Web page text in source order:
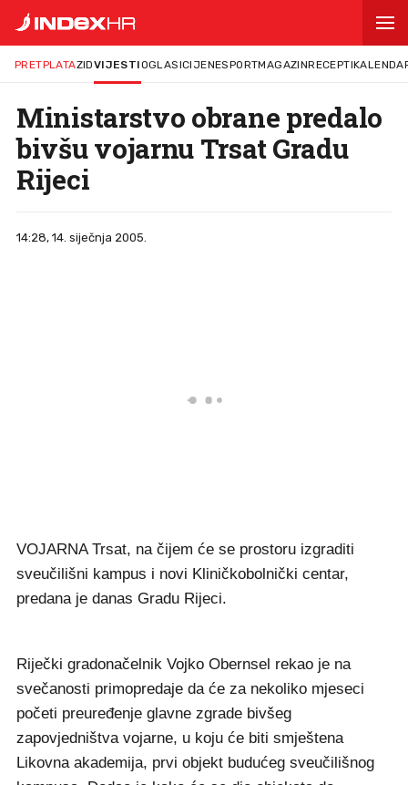
PRETPLATAZIDVIJESTIOGLASICIJENESPORTMAGAZINRECEPTI
Ministarstvo obrane predalo
bivšu vojarnu Trsat Gradu
Rijeci
14:28, 14. siječnja 2005.
VOJARNA Trsat, na čijem će se prostoru izgraditi
sveučilišni kampus i novi Kliničkobolnički centar,
predana je danas Gradu Rijeci.
Riječki gradonačelnik Vojko Obernsel rekao je na
svečanosti primopredaje da će za nekoliko mjeseci
početi preuređenje glavne zgrade bivšeg
zapovjedništva vojarne, u koju će biti smještena
Likovna akademija, prvi objekt budućeg sveučilišnog